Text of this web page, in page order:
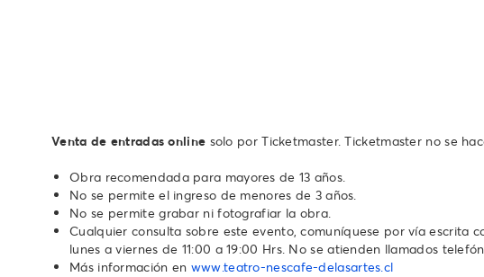
Venta de entradas online solo por Ticketmaster. Ticketmaster no se
Obra recomendada para mayores de 13 años.
No se permite el ingreso de menores de 3 años.
No se permite grabar ni fotografiar la obra.
Cualquier consulta sobre este evento, comuníquese por vía escrita
lunes a viernes de 11:00 a 19:00 Hrs. No se atienden llamados
Más información en www.teatro-nescafe-delasartes.cl